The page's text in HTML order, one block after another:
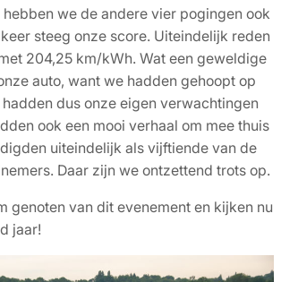
we de andere vier pogingen ook
steeg onze score. Uiteindelijk reden
204,25 km/kWh. Wat een geweldige
auto, want we hadden gehoopt op
dus onze eigen verwachtingen
ook een mooi verhaal om mee thuis
uiteindelijk als vijftiende van de
Daar zijn we ontzettend trots op.
genoten van dit evenement en kijken nu
jaar!